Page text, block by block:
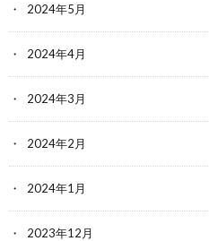
2024年5月
2024年4月
2024年3月
2024年2月
2024年1月
2023年12月